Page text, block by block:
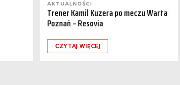
AKTUALNOŚCI
Trener Kamil Kuzera po meczu Warta
Poznań – Resovia
CZYTAJ WIĘCEJ